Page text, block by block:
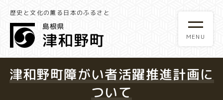
歴史と文化の薫る日本のふるさと
津和野町障がい者活躍推進計画に
ついて